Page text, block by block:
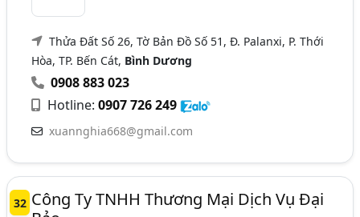
Thửa Đất Số 26, Tờ Bản Đồ Số 51, Đ. Palanxi, P. Thới
Hòa, TP. Bến Cát, Bình Dương
0908 883 023
Hotline:0907 726 249
xuannghia668@gmail.com
32 Công Ty TNHH Thương Mại Dịch Vụ Đại